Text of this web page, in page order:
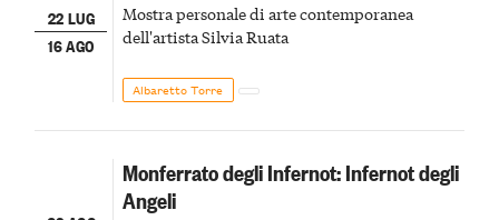
22 LUG
16 AGO
Mostra personale di arte contemporanea
dell'artista Silvia Ruata
Albaretto Torre
Monferrato degli Infernot: Infernot degli
Angeli